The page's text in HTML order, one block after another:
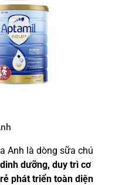
Anh là dòng sữa chú
dưỡng, duy trì cơ
phát triển toàn diện